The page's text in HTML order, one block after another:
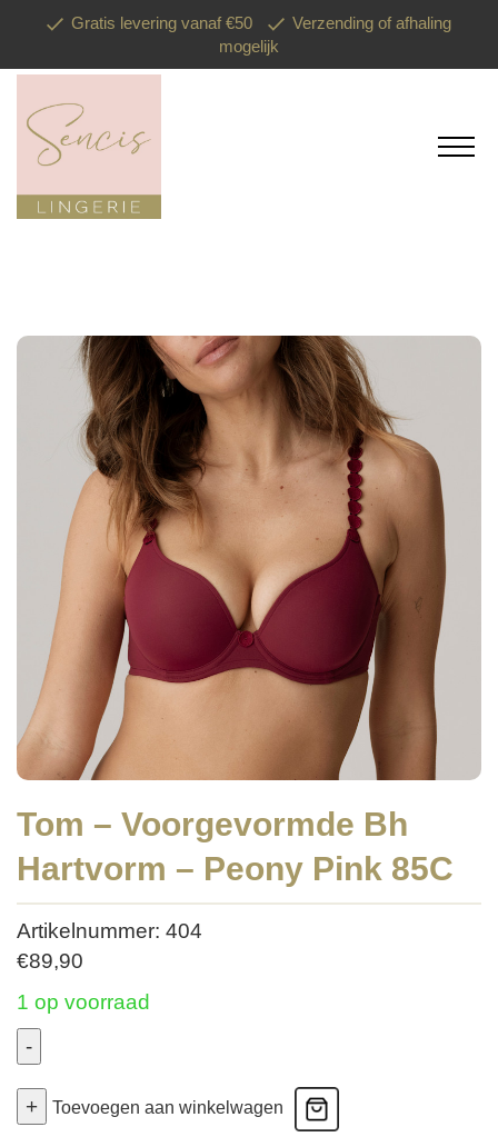
Gratis levering vanaf €50
Verzending of afhaling
mogelijk
Tom – Voorgevormde Bh
Hartvorm – Peony Pink 85C
Artikelnummer: 404
€89,90
1 op voorraad
-
+ Toevoegen aan winkelwagen